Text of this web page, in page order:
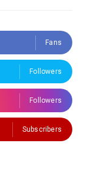
Fans
Followers
Followers
Subscribers